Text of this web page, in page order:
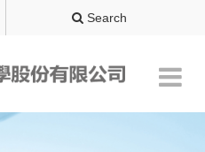
Search